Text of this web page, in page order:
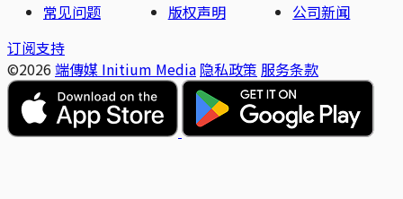
常见问题
版权声明
公司新闻
订阅支持
©2026 端傳媒 Initium Media 隐私政策 服务条款